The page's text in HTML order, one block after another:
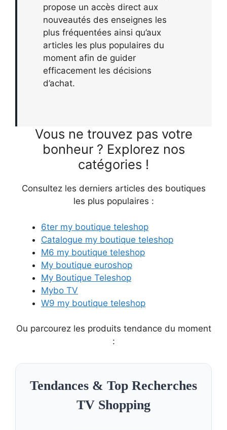
propose un accès direct aux
nouveautés des enseignes les
plus fréquentées ainsi qu’aux
articles les plus populaires du
moment afin de guider
efficacement les décisions
d’achat.
Vous ne trouvez pas votre
bonheur ? Explorez nos
catégories !
Consultez les derniers articles des boutiques
les plus populaires :
6ter my boutique teleshop
Catalogue my boutique teleshop
M6 my boutique teleshop
My boutique euroshop
My Boutique Teleshop
Mybo TV
W9 my boutique teleshop
Ou parcourez les produits tendance du moment
:
Tendances & Top Recherches
TV Shopping